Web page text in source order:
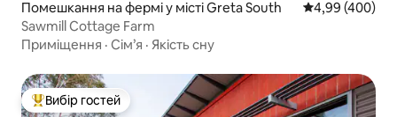
Помешкання на фермі у місті Greta South Середня
4,99 (400)
Sawmill Cottage Farm
Приміщення · Сім’я · Якість сну
Топ вибір гостей
Вибір гостей